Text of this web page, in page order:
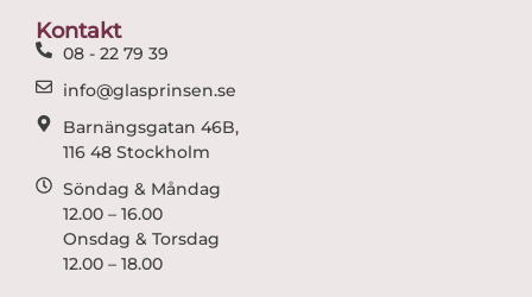
Kontakt
08 - 22 79 39
info@glasprinsen.se
Barnängsgatan 46B,
116 48 Stockholm
Söndag & Måndag
12.00 – 16.00
Onsdag & Torsdag
12.00 – 18.00